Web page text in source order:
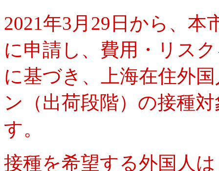
2021年3月29日から、
に申請し、費用・リス
に基づき、上海在住外
ン（出荷段階）の接種
す。
接種を希望する外国人